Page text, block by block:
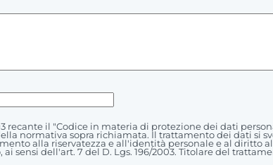
recante il "Codice in materia di protezione dei dati
normativa sopra richiamata. Il trattamento dei dati si
alla riservatezza e all'identità personale e al
sensi dell'art. 7 del D. Lgs. 196/2003. Titolare del